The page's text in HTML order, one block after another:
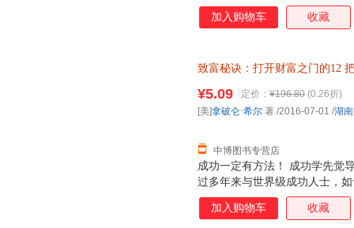
阅读的全新增订版
加入购物车 收藏
致富秘诀：打开财富之门的12
成功一定有方法！ 成功学先觉
过多年来与世界级成功人士，
发现，想要成功或实现致富，
的致富智慧和经验，就能获得
¥5.09 定价： ¥196.80 (0.26折)
中博图书专营店
[美]拿破仑·希尔 著 /2016-07-01 /湖
加入购物车 收藏